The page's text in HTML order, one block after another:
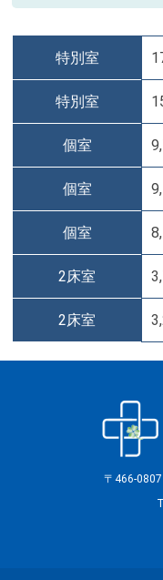
特別室
特別室
個室
個室
個室
2床室
2床室
〒466-